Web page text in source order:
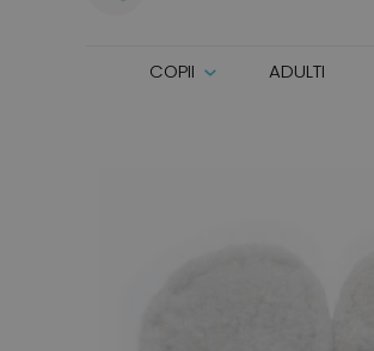
COPII ADULTI